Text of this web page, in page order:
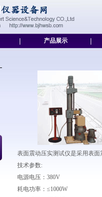
产品展示
表面震动压实测试仪是采用表
技术参数:
电源电压：380V
耗电功率：≤1000W